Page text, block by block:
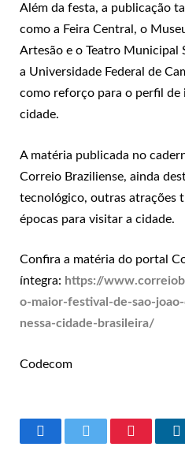
Além da festa, a publicação
como a Feira Central, o
Artesão e o Teatro Municipal
a Universidade Federal de
como reforço para o perfil de
cidade.
A matéria publicada no
Correio Braziliense, ainda
tecnológico, outras atrações
épocas para visitar a cidade.
Confira a matéria do portal
íntegra: https://
o-maior-festival-de-sao-
nessa-cidade-brasileira/
Codecom
FacebookTwitter Pinterest